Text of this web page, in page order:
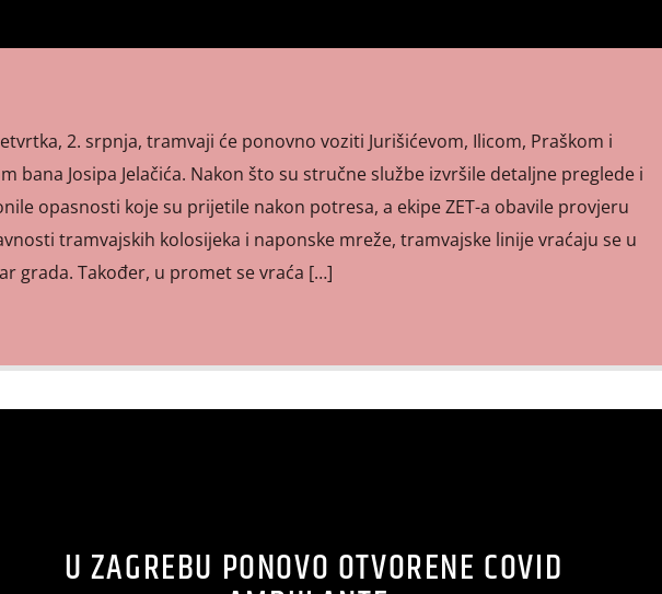
2. srpnja, tramvaji će ponovno voziti Jurišićevom, Ilicom, Praškom i
bana Josipa Jelačića. Nakon što su stručne službe izvršile detaljne preglede i
opasnosti koje su prijetile nakon potresa, a ekipe ZET-a obavile provjeru
tramvajskih kolosijeka i naponske mreže, tramvajske linije vraćaju se u
grada. Također, u promet se vraća […]
U ZAGREBU PONOVO OTVORENE COVID